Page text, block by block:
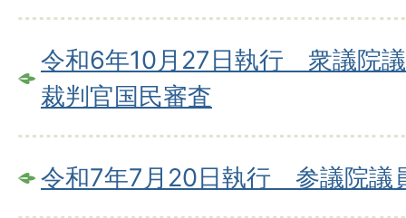
令和6年10月27日執行 衆議院
裁判官国民審査
令和7年7月20日執行 参議院議